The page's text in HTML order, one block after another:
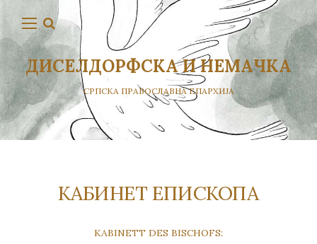
ДИСЕЛДОРФСКА И НЕМАЧКА
СРПСКА ПРАВОСЛАВНА ЕПАРХИЈА
КАБИНЕТ ЕПИСКОПА
KABINETT DES BISCHOFS: